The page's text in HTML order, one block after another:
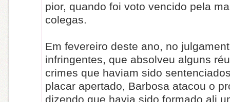
pior, quando foi voto vencido pela
colegas.
Em fevereiro deste ano, no
infringentes, que absolveu alguns
crimes que haviam sido
placar apertado, Barbosa atacou o
dizendo que havia sido formado ali